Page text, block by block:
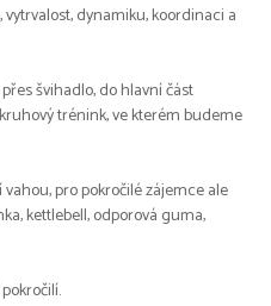
dynamiku, koordinaci a
švihadlo, do hlavní část
trénink, ve kterém budeme
pro pokročilé zájemce ale
kettlebell, odporová guma,